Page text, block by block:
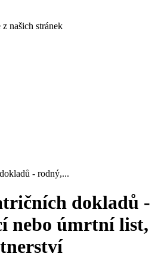
našich stránek
- rodný,...
dokladů -
nebo úmrtní list,